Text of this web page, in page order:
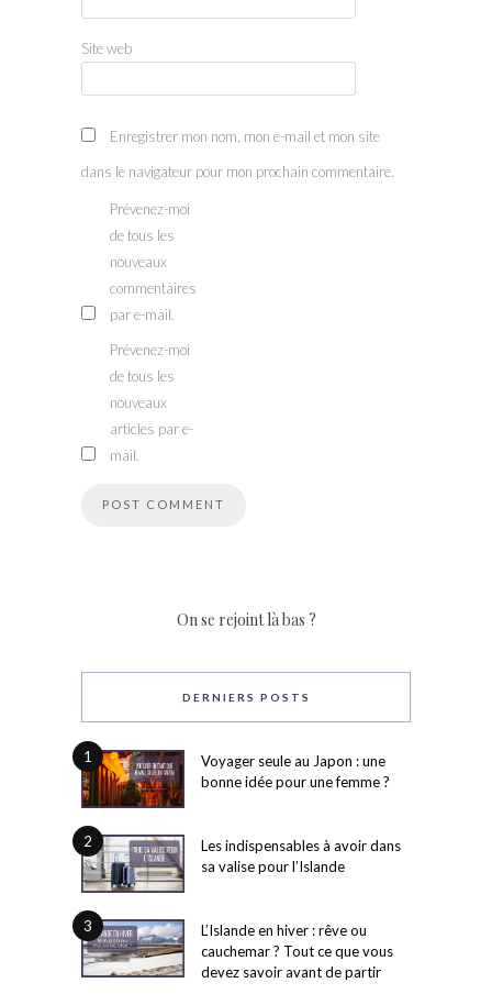
Site web
Enregistrer mon nom, mon e-mail et mon site
dans le navigateur pour mon prochain commentaire.
Prévenez-moi
de tous les
nouveaux
commentaires
par e-mail.
Prévenez-moi
de tous les
nouveaux
articles par e-
mail.
On se rejoint là bas ?
DERNIERS POSTS
1
Voyager seule au Japon : une
bonne idée pour une femme ?
2
Les indispensables à avoir dans
sa valise pour l’Islande
3
L’Islande en hiver : rêve ou
cauchemar ? Tout ce que vous
devez savoir avant de partir